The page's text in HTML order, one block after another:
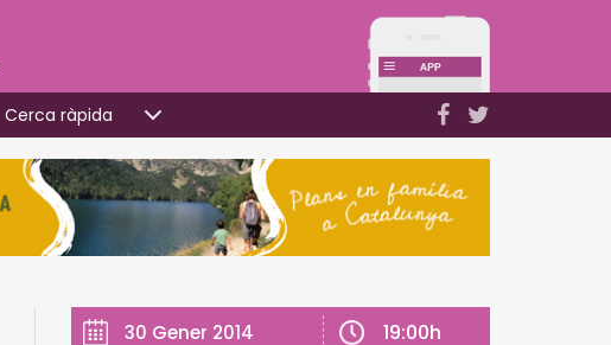
Cerca ràpida
30 Gener 2014 19:00h